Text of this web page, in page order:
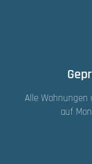
Alle Wohnungen
auf